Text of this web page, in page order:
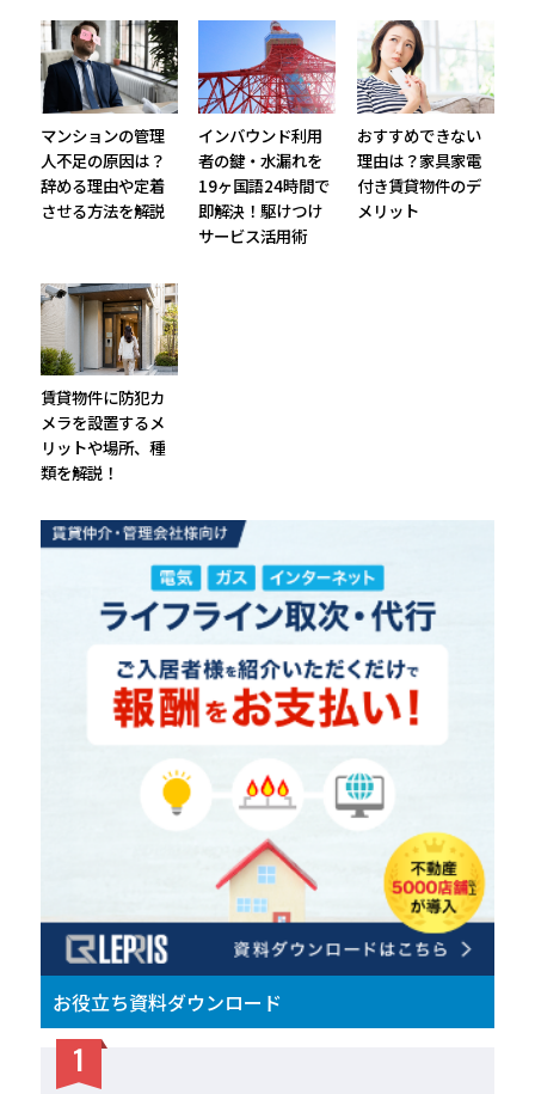
マンションの管理
人不足の原因は？
辞める理由や定着
させる方法を解説
インバウンド利用
者の鍵・水漏れを
19ヶ国語24時間で
即解決！駆けつけ
サービス活用術
おすすめできない
理由は？家具家電
付き賃貸物件のデ
メリット
賃貸物件に防犯カ
メラを設置するメ
リットや場所、種
類を解説！
お役立ち資料ダウンロード